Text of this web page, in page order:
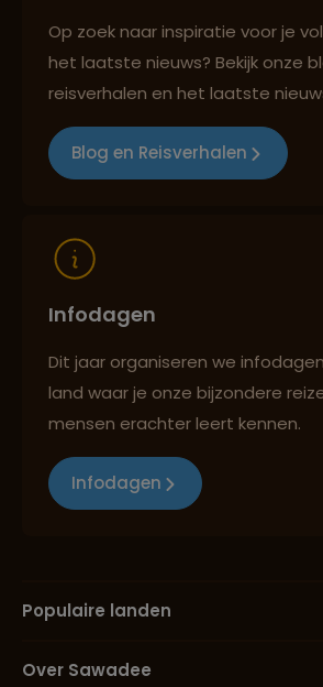
Best beoordeelde reisroutes
Op zoek naar inspiratie voor je
het laatste nieuws? Bekijk onze
reisverhalen en het laatste
Blog en Reisverhalen
Infodagen
Dit jaar organiseren we
land waar je onze bijzondere
mensen erachter leert kennen.
Infodagen
Populaire landen
Over Sawadee